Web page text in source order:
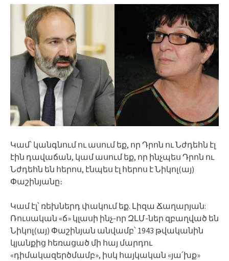
Կամ՝ կանգնում ու ասում եք, որ Դրոն ու Նժդեհն էլ
էին դավաճան, կամ ասում եք, որ ինչպես Դրոն ու
Նժդեհն են հերոս, էնպես էլ հերոս է Նիկոլ(այ)
Փաշինյանը։
Կամ էլ՝ ռեխներդ փակում եք. Լիզա Ճաղարյան:
Ռուսական «ճ» կլասի ինչ-որ ԶԼՄ-ներ զբաղված են
Նիկոլ(այ) Փաշինյան անվամբ՝ 1943 թվականին
կյանքից հեռացած մի հայ մարդու
«դիմակազերծմամբ», իսկ հայկական «յա՛խք»